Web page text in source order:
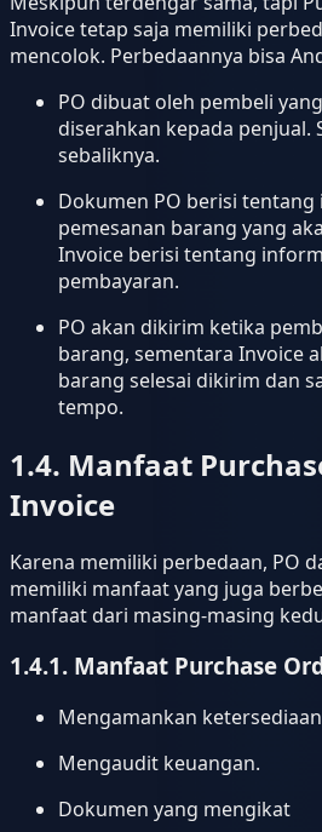
Invoice tetap saja memiliki
mencolok. Perbedaannya bisa
PO dibuat oleh pembeli
diserahkan kepada penjual.
sebaliknya.
Dokumen PO berisi
pemesanan barang yang
Invoice berisi tentang
pembayaran.
PO akan dikirim ketika
barang, sementara Invoice
barang selesai dikirim dan
tempo.
1.4. Manfaat
Invoice
Karena memiliki perbedaan, PO
memiliki manfaat yang juga
manfaat dari masing-masing
1.4.1. Manfaat Purchase
Mengamankan
Mengaudit keuangan.
Dokumen yang mengikat